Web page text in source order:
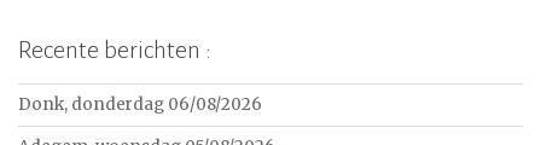
Recente berichten :
Donk, donderdag 06/08/2026